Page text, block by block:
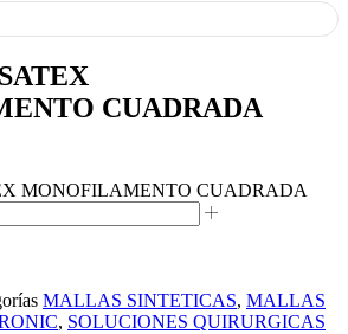
CUADRADA
MONOFILAMENTO CUADRADA
MALLAS SINTETICAS, MALLAS
, SOLUCIONES QUIRURGICAS